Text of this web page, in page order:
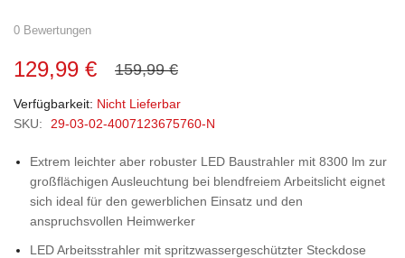
0 Bewertungen
129,99 € 159,99 €
Verfügbarkeit: Nicht Lieferbar
SKU:
29-03-02-4007123675760-N
Extrem leichter aber robuster LED Baustrahler mit 8300 lm zur
großflächigen Ausleuchtung bei blendfreiem Arbeitslicht eignet
sich ideal für den gewerblichen Einsatz und den
anspruchsvollen Heimwerker
LED Arbeitsstrahler mit spritzwassergeschützter Steckdose